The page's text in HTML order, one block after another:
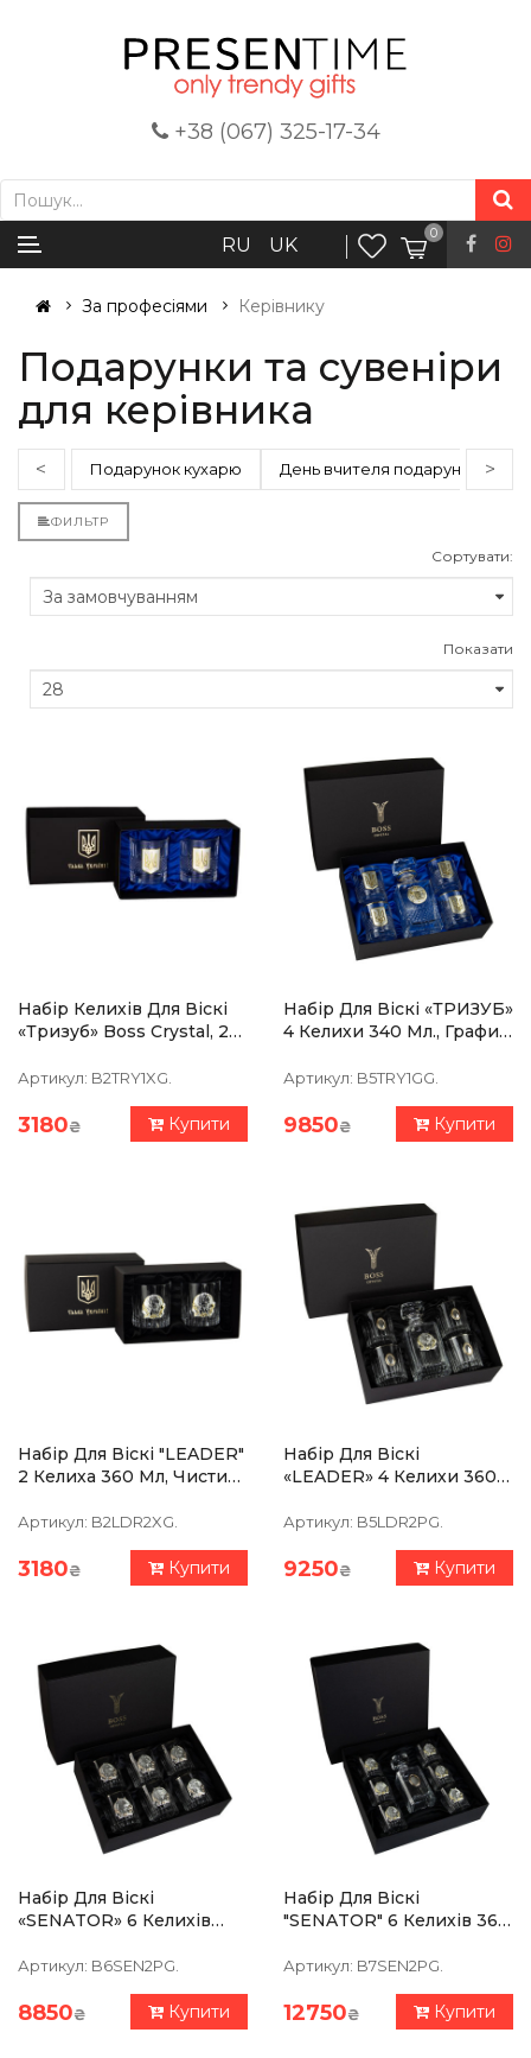
+38 (067) 325-17-34
RU UK
0
За професіями Керівнику
Подарунки та сувеніри
для керівника
< Подарунок кухарю День вчителя подарунок >
ФИЛЬТР
Сортувати:
Показати
Набір Келихів Для Віскі
«Тризуб» Boss Crystal, 2
Кришталь
Артикул: B2TRY1XG.
3180₴ Купити
Набір Для Віскі «ТРИЗУБ»
4 Келихи 340 Мл., Графин
Позолотою, Накладки
Артикул: B5TRY1GG.
9850₴ Купити
Набір Для Віскі "LEADER"
2 Келиха 360 Мл, Чистий
Срібла З Позолотою
Артикул: B2LDR2XG.
3180₴ Купити
Набір Для Віскі
«LEADER» 4 Келихи 360
Кришталь Із Платиною,
Артикул: B5LDR2PG.
9250₴ Купити
Набір Для Віскі
«SENATOR» 6 Келихів
Платиною, Срібло
Артикул: B6SEN2PG.
8850₴ Купити
Набір Для Віскі
"SENATOR" 6 Келихів 360
Кришталь З Платиною,
Артикул: B7SEN2PG.
12750₴ Купити